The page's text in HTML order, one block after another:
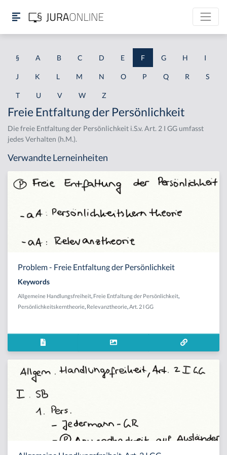
§ A B C D E F G H I
J K L M N O P Q R S
T U V W Z
Freie Entfaltung der Persönlichkeit
Die freie Entfaltung der Persönlichkeit i.S.v. Art. 2 I GG umfasst
jedes Verhalten (h.M.).
Verwandte Lerneinheiten
Problem - Freie Entfaltung der Persönlichkeit
Keywords
Allgemeine Handlungsfreiheit Freie Entfaltung der Persönlichkeit
Persönlichkeitskerntheorie Relevanztheorie Art. 2 I GG